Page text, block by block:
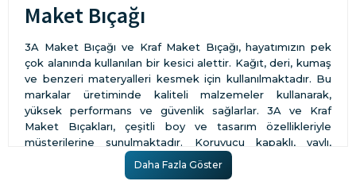
Maket Bıçağı
3A Maket Bıçağı ve Kraf Maket Bıçağı, hayatımızın pek
çok alanında kullanılan bir kesici alettir. Kağıt, deri, kumaş
ve benzeri materyalleri kesmek için kullanılmaktadır. Bu
markalar üretiminde kaliteli malzemeler kullanarak,
yüksek performans ve güvenlik sağlarlar. 3A ve Kraf
Maket Bıçakları, çeşitli boy ve tasarım özellikleriyle
müşterilerine sunulmaktadır. Koruyucu kapaklı, yaylı,
elektrikli, çengelli ve emniyetli gibi çeşitleri mevcuttur.
Ayrıca, kazıma için kullanılanlar, çift ağızlı olanlar, iskelet
Daha Fazla Göster